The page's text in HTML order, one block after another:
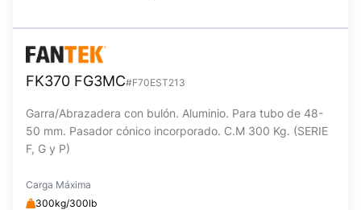
FK370 FG3MC#F70EST213
Garra/Abrazadera con bulón. Aluminio. Para tubo de 48-
50 mm. Pasador cónico incorporado. C.M 300 Kg. (SERIE
F, G y P)
Carga Máxima
300kg/300lb